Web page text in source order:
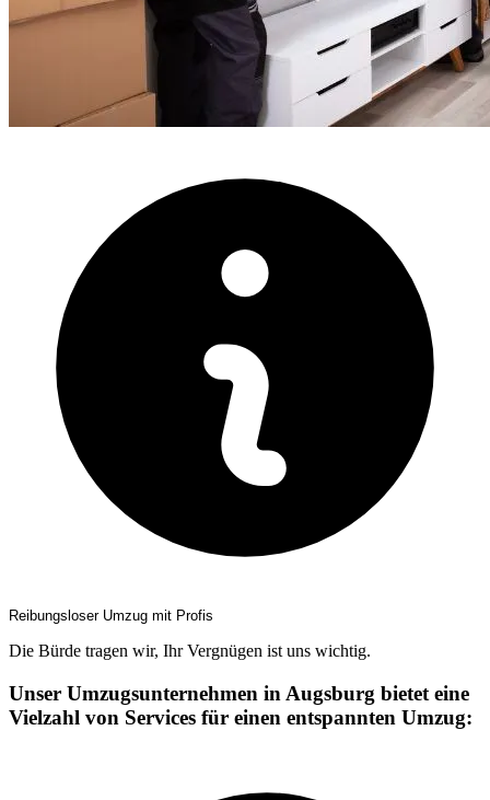
Reibungsloser Umzug mit Profis
Die Bürde tragen wir, Ihr Vergnügen ist uns wichtig.
Unser Umzugsunternehmen in Augsburg bietet eine
Vielzahl von Services für einen entspannten Umzug: